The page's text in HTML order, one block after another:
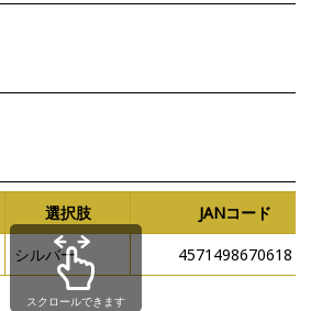
選択肢
JANコード
シルバー 4571498670618
スクロールできます